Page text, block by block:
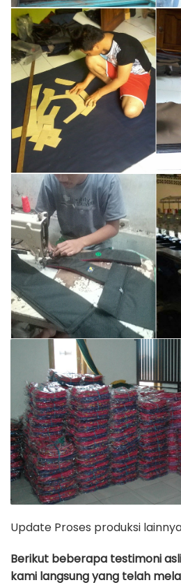
Update Proses produksi
Berikut beberapa testimoni
kami langsung yang telah